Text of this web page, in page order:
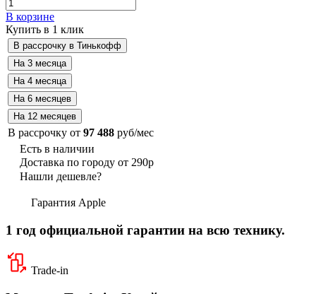
В корзине
Купить в 1 клик
В рассрочку от 97 488 руб/мес
Есть в наличии
Доставка по городу от 290р
Нашли дешевле?